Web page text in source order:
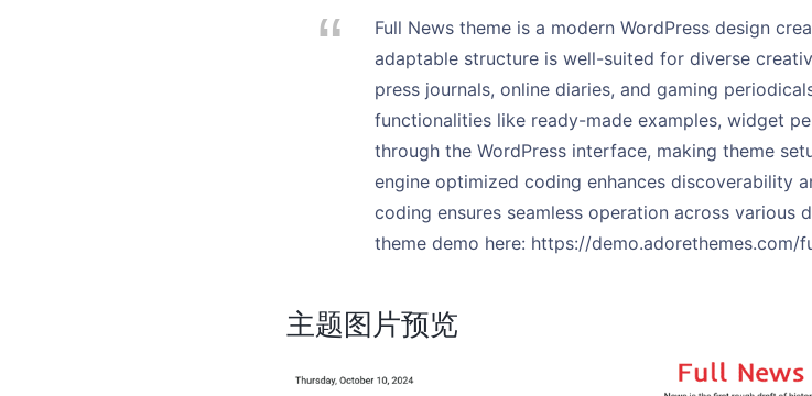
Full News theme is a modern WordPress design
adaptable structure is well-suited for diverse
press journals, online diaries, and gaming
functionalities like ready-made examples, widget
through the WordPress interface, making theme
engine optimized coding enhances discoverability
coding ensures seamless operation across various
theme demo here: https://demo.adorethemes.com/
主题图片预览